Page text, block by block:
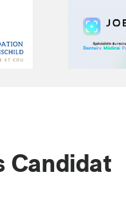
Candidat